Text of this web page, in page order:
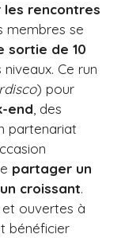
rencontres
membres se
sortie de 10
Ce run
) pour
end, des
partenariat
partager un
croissant.
ouvertes à
bénéficier